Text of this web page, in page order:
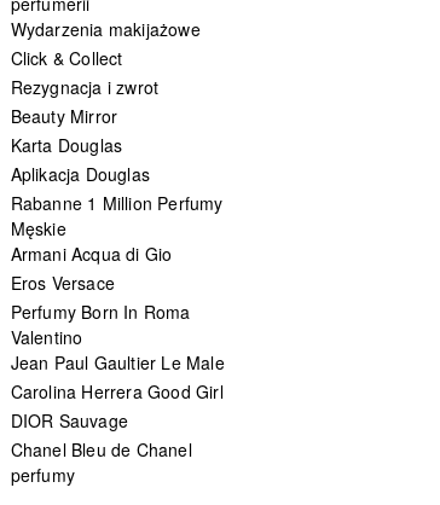
Wydarzenia makijażowe
Click & Collect
Rezygnacja i zwrot
Beauty Mirror
Karta Douglas
Aplikacja Douglas
Rabanne 1 Million Perfumy
Męskie
Armani Acqua di Gio
Eros Versace
Perfumy Born In Roma
Valentino
Jean Paul Gaultier Le Male
Carolina Herrera Good Girl
DIOR Sauvage
Chanel Bleu de Chanel
perfumy